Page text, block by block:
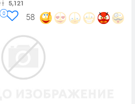
5,121
58
0